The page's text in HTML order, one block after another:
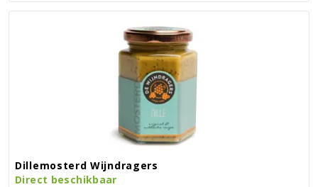
Dillemosterd Wijndragers
Direct beschikbaar